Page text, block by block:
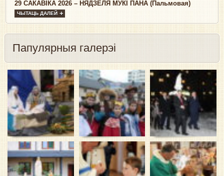
29 САКАВІКА 2026 – НЯДЗЕЛЯ МУКІ ПАНА (Пальмовая)
ЧЫТАЦЬ ДАЛЕЙ
Папулярныя галерэі